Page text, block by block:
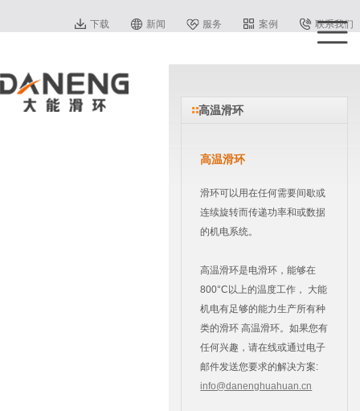
下载 新闻 服务 案例 联系我们
高温滑环
高温滑环
滑环可以用在任何需要间歇或
连续旋转而传递功率和或数据
的机电系统。
高温滑环是电滑环，能够在
800°C以上的温度工作， 大能
机电有足够的能力生产所有种
类的滑环 高温滑环。如果您有
任何兴趣，请在线或通过电子
邮件发送您要求的解决方案:
info@danenghuahuan.cn